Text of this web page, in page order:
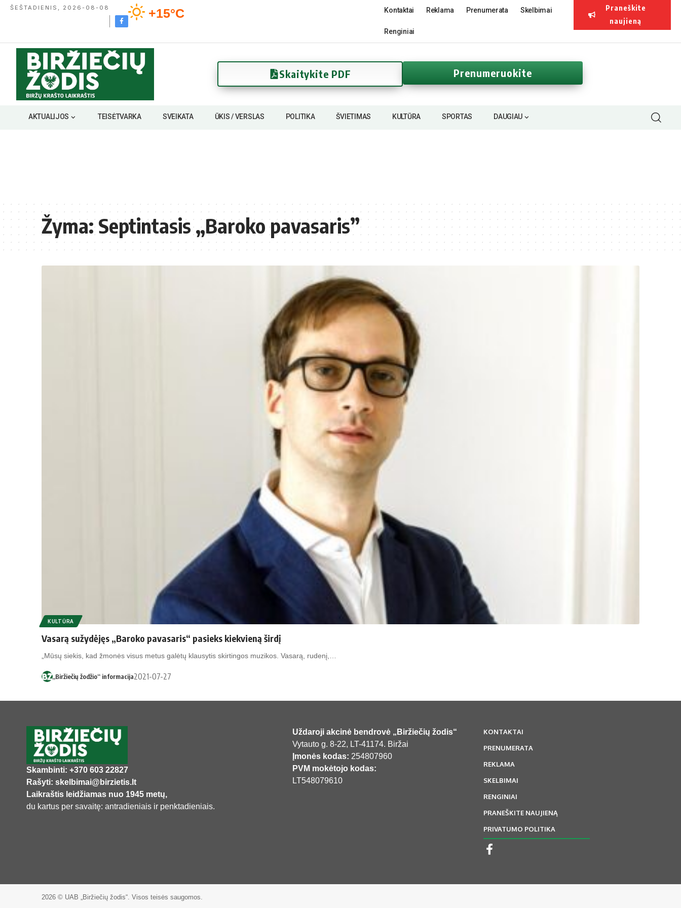
ŠEŠTADIENIS, 2026-08-08 +15°C Kontaktai Reklama Prenumerata Skelbimai
Renginiai
Praneškite
naujieną
Skaitykite PDF Prenumeruokite
AKTUALIJOS TEISĖTVARKA SVEIKATA ŪKIS / VERSLAS POLITIKA ŠVIETIMAS KULTŪRA SPORTAS DAUGIAU
Žyma:Septintasis „Baroko pavasaris”
KULTŪRA
Vasarą sužydėjęs „Baroko pavasaris“ pasieks kiekvieną širdį
„Mūsų siekis, kad žmonės visus metus galėtų klausytis skirtingos muzikos. Vasarą, rudenį,…
„Biržiečių žodžio“ informacija2021-07-27
Skambinti: +370 603 22827
Rašyti: skelbimai@birzietis.lt
Laikraštis leidžiamas nuo 1945 metų,
du kartus per savaitę: antradieniais ir penktadieniais.
Uždaroji akcinė bendrovė „Biržiečių žodis“
Vytauto g. 8-22, LT-41174. Biržai
Įmonės kodas: 254807960
PVM mokėtojo kodas:
LT548079610
KONTAKTAI
PRENUMERATA
REKLAMA
SKELBIMAI
RENGINIAI
PRANEŠKITE NAUJIENĄ
PRIVATUMO POLITIKA
2026 © UAB „Biržiečių žodis“. Visos teisės saugomos.